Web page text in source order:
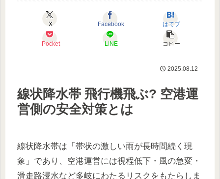
X Facebook はてブ
Pocket LINE コピー
2025.08.12
線状降水帯 飛行機飛ぶ? 空港運
営側の安全対策とは
線状降水帯は「帯状の激しい雨が長時間続く現
象」であり、空港運営には視程低下・風の急変・
滑走路浸水など多岐にわたるリスクをもたらしま